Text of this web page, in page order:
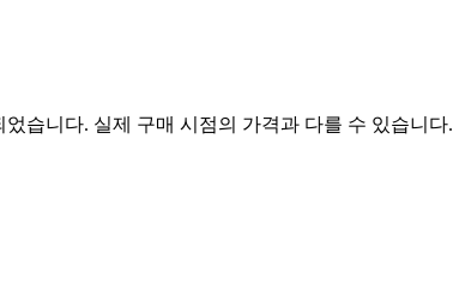
습니다. 실제 구매 시점의 가격과 다를 수 있습니다.